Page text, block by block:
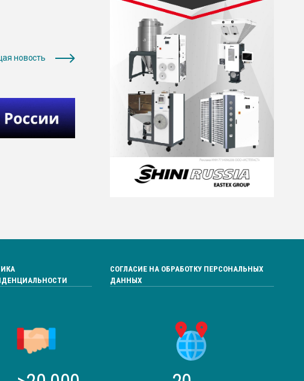
новость
СОГЛАСИЕ НА ОБРАБОТКУ ПЕРСОНАЛЬНЫХ
ДАННЫХ